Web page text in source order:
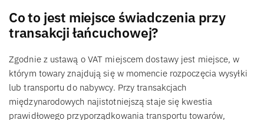
Co to jest miejsce świadczenia przy
transakcji łańcuchowej?
Zgodnie z ustawą o VAT miejscem dostawy jest miejsce, w
którym towary znajdują się w momencie rozpoczęcia wysyłki
lub transportu do nabywcy. Przy transakcjach
międzynarodowych najistotniejszą staje się kwestia
prawidłowego przyporządkowania transportu towarów,